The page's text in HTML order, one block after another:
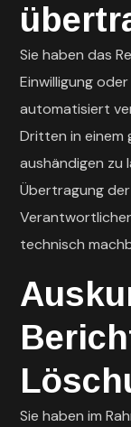
Sie haben das
Einwilligung
automatisiert
Dritten in einem
aushändigen zu
Übertragung
technisch
Sie haben im